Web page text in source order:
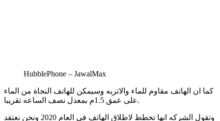
HubblePhone – JawalMax
كما ان الهاتف مقاوم للماء والاتربه وسيمكن للهاتف النجاة من الماء
على عمق 1.5م بمعدل نصف الساعه تقريبا.
وتقول الشركه انها تخطط لاطلاق الهاتف فى العام 2020 ونحن نعتقد